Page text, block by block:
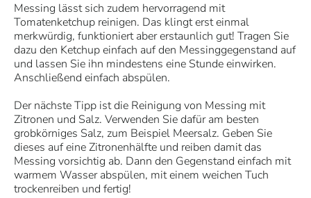
Messing lässt sich zudem hervorragend mit
Tomatenketchup reinigen. Das klingt erst einmal
merkwürdig, funktioniert aber erstaunlich gut! Tragen Sie
dazu den Ketchup einfach auf den Messinggegenstand auf
und lassen Sie ihn mindestens eine Stunde einwirken.
Anschließend einfach abspülen.
Der nächste Tipp ist die Reinigung von Messing mit
Zitronen und Salz. Verwenden Sie dafür am besten
grobkörniges Salz, zum Beispiel Meersalz. Geben Sie
dieses auf eine Zitronenhälfte und reiben damit das
Messing vorsichtig ab. Dann den Gegenstand einfach mit
warmem Wasser abspülen, mit einem weichen Tuch
trockenreiben und fertig!